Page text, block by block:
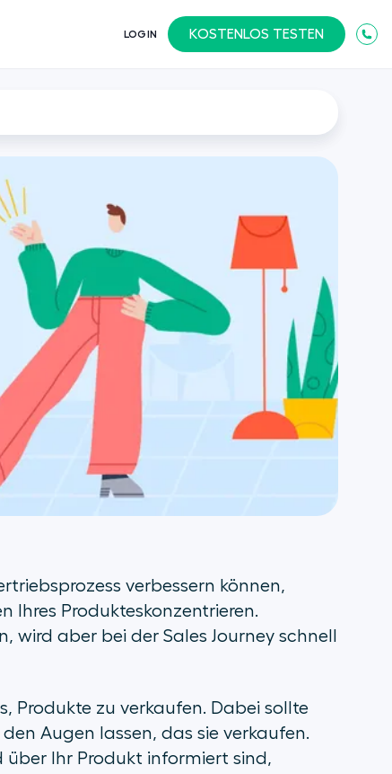
LOGIN KOSTENLOS TESTEN
verbessern können,
Ihres Produkteskonzentrieren.
aber bei der Sales Journey schnell
Produkte zu verkaufen. Dabei sollte
Augen lassen, das sie verkaufen.
über Ihr Produkt informiert sind,